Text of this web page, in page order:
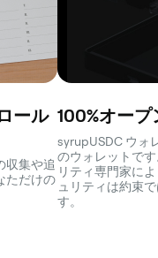
ール
収集や追
ただけの
100%オー
syrupUSDC ウォ
のウォレットで
リティ専門家に
ュリティは約束
す。